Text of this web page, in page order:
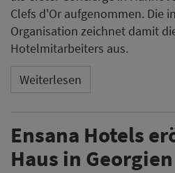
Clefs d'Or aufgenommen. Die
Organisation zeichnet damit
Hotelmitarbeiters aus.
Weiterlesen
Ensana Hotels
Haus in Georgien